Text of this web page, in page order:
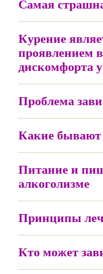
Самая
Курение
проявлением
дискомфорта
Проблема
Какие бывают
Питание и
алкоголизме
Принципы
Кто может